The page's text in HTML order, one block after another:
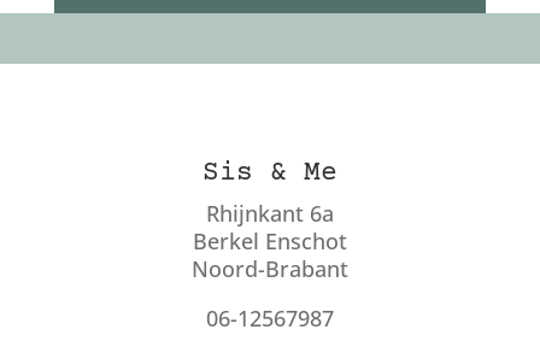
Sis & Me
Rhijnkant 6a
Berkel Enschot
Noord-Brabant
06-12567987